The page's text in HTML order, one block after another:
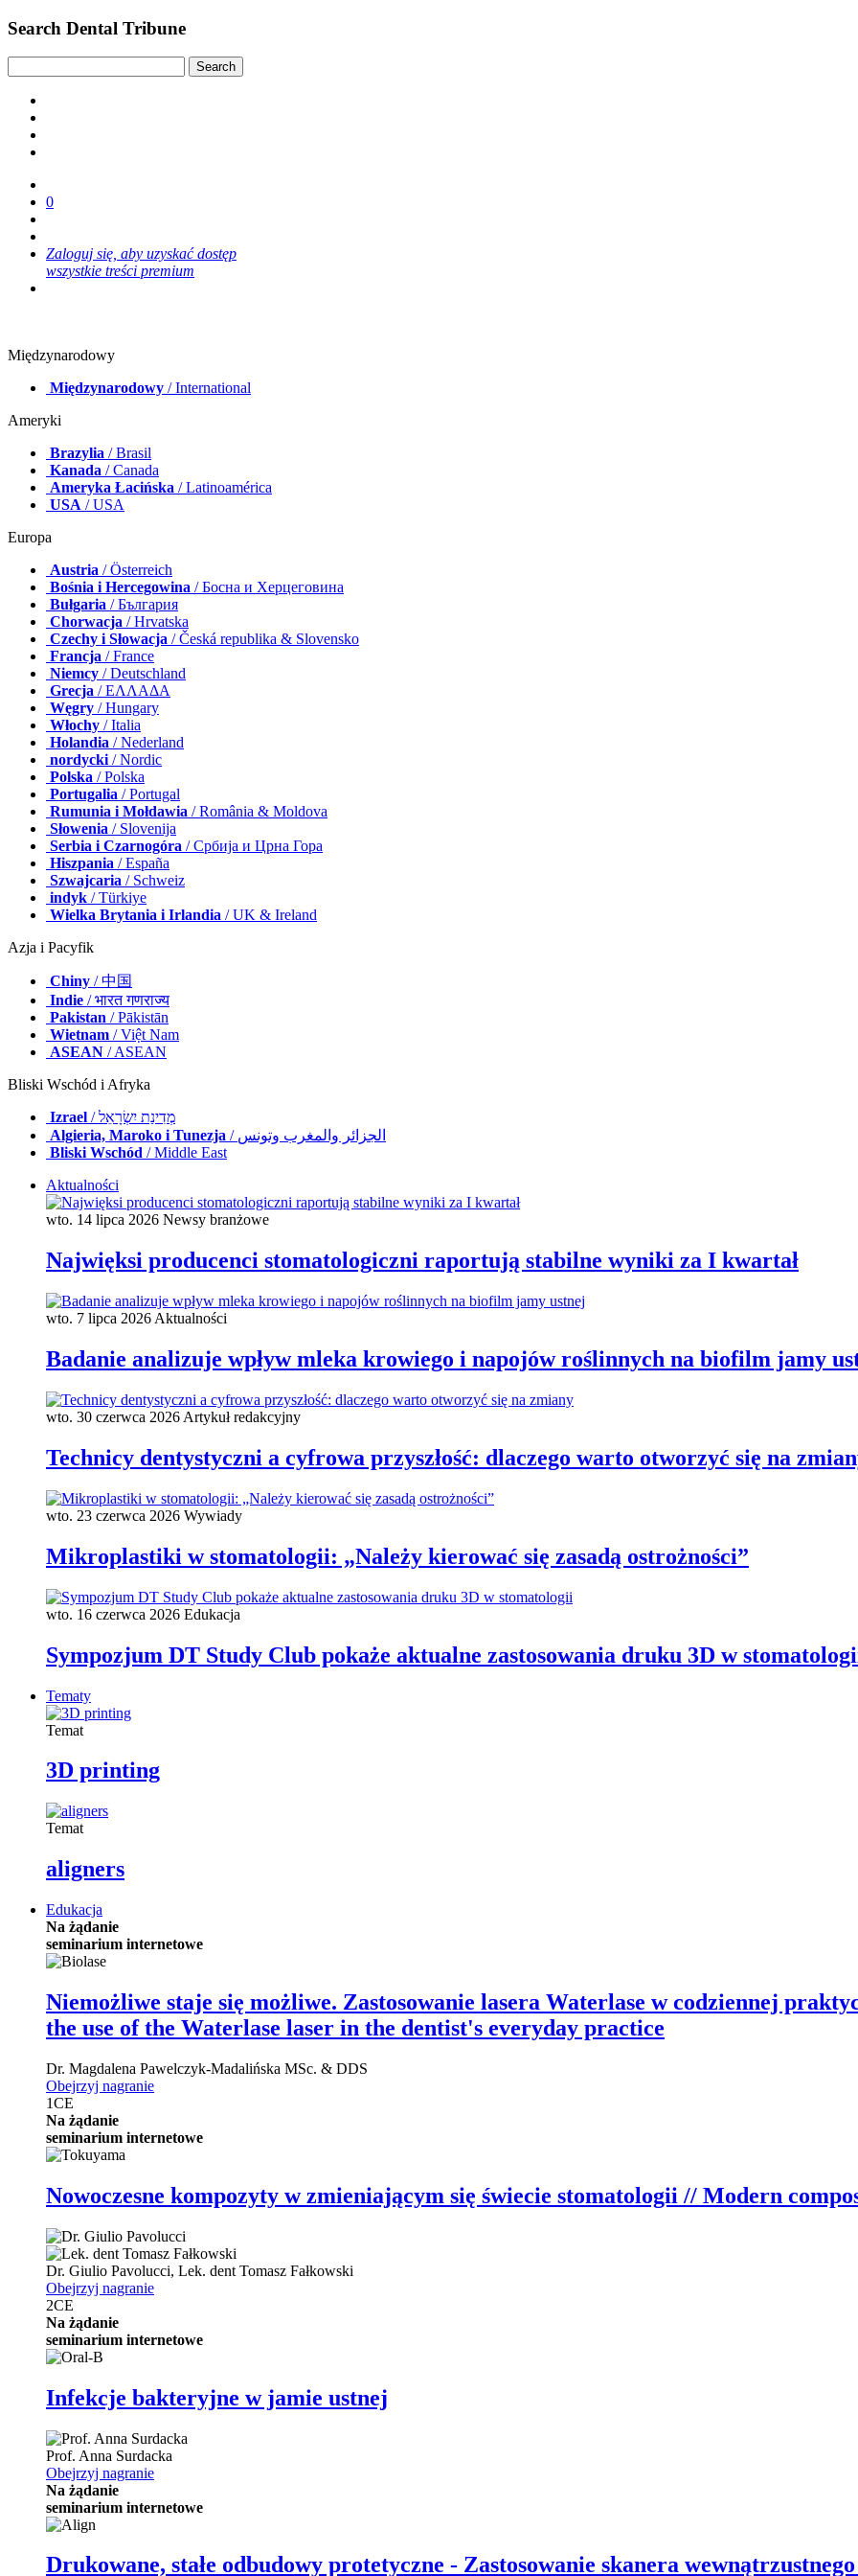
Search Dental Tribune
0
Zaloguj się, aby uzyskać dostęp
wszystkie treści premium
Międzynarodowy
Międzynarodowy / International
Ameryki
Brazylia / Brasil
Kanada / Canada
Ameryka Łacińska / Latinoamérica
USA / USA
Europa
Austria / Österreich
Bośnia i Hercegowina / Босна и Херцеговина
Bułgaria / България
Chorwacja / Hrvatska
Czechy i Słowacja / Česká republika & Slovensko
Francja / France
Niemcy / Deutschland
Grecja / ΕΛΛΑΔΑ
Węgry / Hungary
Włochy / Italia
Holandia / Nederland
nordycki/ Nordic
Polska / Polska
Portugalia / Portugal
Rumunia i Mołdawia / România & Moldova
Słowenia / Slovenija
Serbia i Czarnogóra / Србија и Црна Гора
Hiszpania / España
Szwajcaria / Schweiz
indyk / Türkiye
Wielka Brytania i Irlandia / UK & Ireland
Azja i Pacyfik
Chiny / 中国
Indie / भारत गणराज्य
Pakistan / Pākistān
Wietnam / Việt Nam
ASEAN / ASEAN
Bliski Wschód i Afryka
Izrael
/ מְדִינַת יִשְׂרָאֵל
Algieria, Maroko i Tunezja
/ الجزائر والمغرب وتونس
Bliski Wschód / Middle East
Aktualności
wto. 14 lipca 2026 Newsy branżowe
Najwięksi producenci stomatologiczni raportują stabilne wyniki za I kwartał
wto. 7 lipca 2026 Aktualności
Badanie analizuje wpływ mleka krowiego i napojów roślinnych na biofilm jamy
wto. 30 czerwca 2026 Artykuł redakcyjny
Technicy dentystyczni a cyfrowa przyszłość: dlaczego warto otworzyć się na
wto. 23 czerwca 2026 Wywiady
Mikroplastiki w stomatologii: „Należy kierować się zasadą ostrożności”
wto. 16 czerwca 2026 Edukacja
Sympozjum DT Study Club pokaże aktualne zastosowania druku 3D w
Tematy
Temat
3D printing
Temat
aligners
Edukacja
Na żądanie
seminarium internetowe
Niemożliwe staje się możliwe. Zastosowanie lasera Waterlase w codziennej
the use of the Waterlase laser in the dentist's everyday practice
Dr. Magdalena Pawelczyk-Madalińska MSc. & DDS
Obejrzyj nagranie
1CE
Na żądanie
seminarium internetowe
Nowoczesne kompozyty w zmieniającym się świecie stomatologii // Modern
Dr. Giulio Pavolucci, Lek. dent Tomasz Fałkowski
Obejrzyj nagranie
2CE
Na żądanie
seminarium internetowe
Infekcje bakteryjne w jamie ustnej
Prof. Anna Surdacka
Obejrzyj nagranie
Na żądanie
seminarium internetowe
Drukowane, stałe odbudowy protetyczne - Zastosowanie skanera